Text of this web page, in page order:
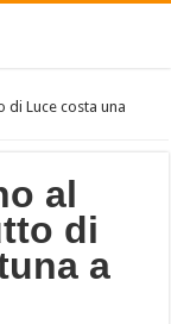
di Luce costa una
al
di
a